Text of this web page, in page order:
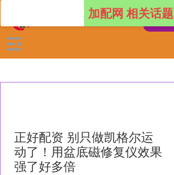
加配网 相关话题
正好配资 别只做凯格尔运
动了！用盆底磁修复仪效果
强了好多倍